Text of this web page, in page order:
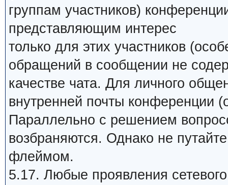
группам участников)
представляющим интерес
только для этих участников
обращений в сообщении не
качестве чата. Для личного
внутренней почты конференции
Параллельно с решением
возбраняются. Однако не
флеймом.
5.17. Любые проявления